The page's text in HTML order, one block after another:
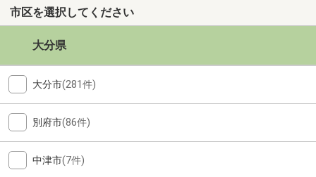
めにも、お気に入りの物件を見つけてくださいね。
市区を選択してください
大分県
大分市(281件)
別府市(86件)
中津市(7件)